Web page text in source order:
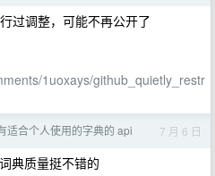
过调整，可能不再公开了
1uoxays/github_quietly_restr
适合个人使用的字典的 api 7 月 6 日
典质量挺不错的